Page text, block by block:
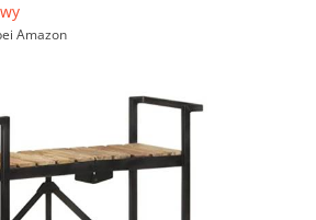
Amazon